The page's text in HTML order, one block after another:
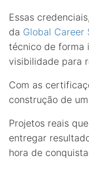
Essas
da Global Career
técnico de forma
visibilidade para
Com as
construção de um
Projetos reais
entregar
hora de